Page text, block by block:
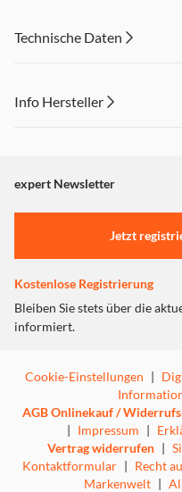
Technische Daten
Info Hersteller
"Marketing".
Einstellungen anpassen
expert Newsletter
Jetzt
Kostenlose Registrierung
Bleiben Sie stets über die
informiert.
Cookie-Einstellungen |
AGB Onlinekauf /
| Impressum |
Vertrag widerrufen |
Kontaktformular | Recht
Markenwelt |